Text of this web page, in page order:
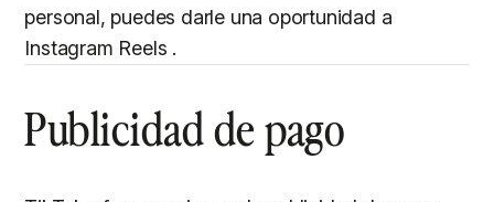
personal, puedes darle una oportunidad a
Instagram Reels .
Publicidad de pago